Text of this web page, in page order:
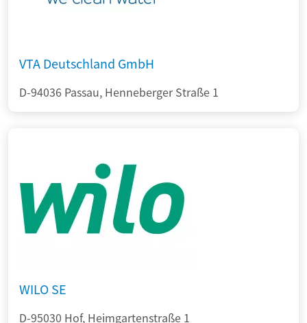
VTA Deutschland GmbH
D-94036 Passau, Henneberger Straße 1
WILO SE
D-95030 Hof, Heimgartenstraße 1